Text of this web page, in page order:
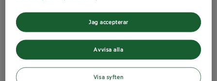
Avvisa alla
Jag accepterar
Visa syften